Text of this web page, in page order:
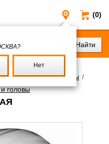
(0)
Москва
Нет
защиты /
головы